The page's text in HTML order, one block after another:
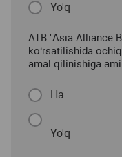
Yo'q
ATB "Asia Alliance
ko‘rsatilishida
amal qilinishiga
Ha
Yo'q